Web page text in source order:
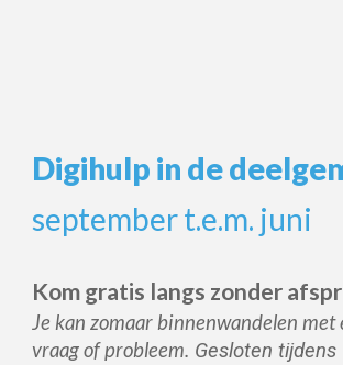
Digihulp in de
september t.e.m. juni
Kom gratis langs zonder
Je kan zomaar binnenwandelen met
vraag of probleem. Gesloten